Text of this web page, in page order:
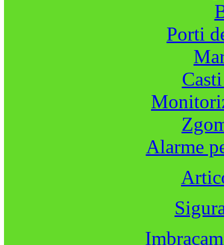
Porti
Alarme